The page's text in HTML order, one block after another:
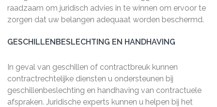
raadzaam om juridisch advies in te winnen om ervoor te
zorgen dat uw belangen adequaat worden beschermd.
GESCHILLENBESLECHTING EN HANDHAVING
In geval van geschillen of contractbreuk kunnen
contractrechtelijke diensten u ondersteunen bij
geschillenbeslechting en handhaving van contractuele
afspraken. Juridische experts kunnen u helpen bij het